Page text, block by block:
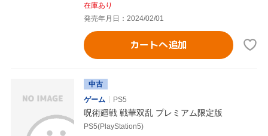
在庫あり
発売年月日：2024/02/01
カートへ追加
中古
ゲーム
PS5
呪術廻戦 戦華双乱 プレミアム限定版
PS5(PlayStation5)